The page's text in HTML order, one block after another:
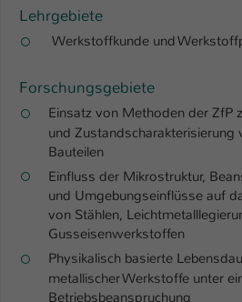
Lehrgebiete
Werkstoffkunde und
Forschungsgebiete
Einsatz von Methoden der ZfP
und Zustandscharakterisierung
Bauteilen
Einfluss der Mikrostruktur,
und Umgebungseinflüsse auf
von Stählen,
Gusseisenwerkstoffen
Physikalisch basierte
metallischer Werkstoffe unter
Betriebsbeanspruchung
Dieser Cookie teilt
angemeldet ist und